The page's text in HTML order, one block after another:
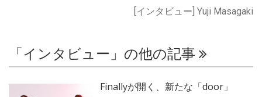
[インタビュー] Yuji Masagaki
「インタビュー」の他の記事
Finallyが開く、新たな「door」